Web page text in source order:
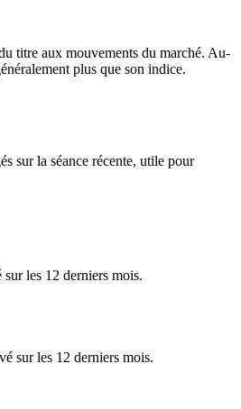
titre aux mouvements du marché. Au-
plus que son indice.
sur la séance récente, utile pour
les 12 derniers mois.
sur les 12 derniers mois.